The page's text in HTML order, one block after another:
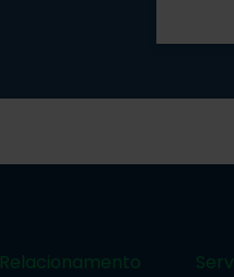
Relacionamento